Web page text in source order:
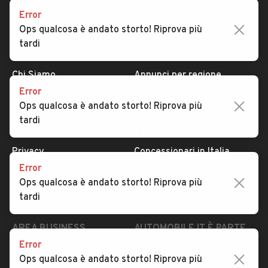
Chi Siamo
Serve aiuto?
Dati identificativi
Privacy
Impostazioni Privacy
Security
Annunci per regione
Tutte le auto usate
Concessionari in Italia
Valutazione auto
AREA BUSINESS
Registrazione
concessionario
AUTOMOBILE.IT È PARTE
subito.it
Error
Ops qualcosa è andato storto! Riprova più
tardi
Error
Ops qualcosa è andato storto! Riprova più
tardi
Error
Ops qualcosa è andato storto! Riprova più
tardi
Error
Ops qualcosa è andato storto! Riprova più